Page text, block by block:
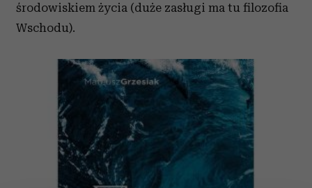
środowiskiem życia (duże zasługi ma tu filozofia
Wschodu).